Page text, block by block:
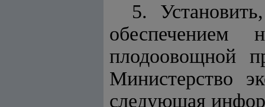
5.
обеспечением
плодоовощной
Министерство
следующая